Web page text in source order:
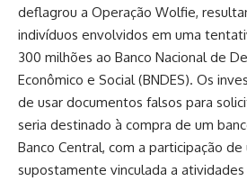
deflagrou a Operação Wolfie,
indivíduos envolvidos em uma
300 milhões ao Banco Nacional de
Econômico e Social (BNDES). Os
de usar documentos falsos para
seria destinado à compra de um
Banco Central, com a participação
supostamente vinculada a atividades